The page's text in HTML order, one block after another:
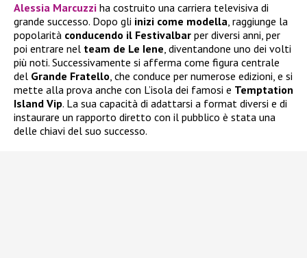
Alessia Marcuzzi ha costruito una carriera televisiva di
grande successo. Dopo gli inizi come modella, raggiunge la
popolarità conducendo il Festivalbar per diversi anni, per
poi entrare nel team de Le Iene, diventandone uno dei volti
più noti. Successivamente si afferma come figura centrale
del Grande Fratello, che conduce per numerose edizioni, e si
mette alla prova anche con L’isola dei famosi e Temptation
Island Vip. La sua capacità di adattarsi a format diversi e di
instaurare un rapporto diretto con il pubblico è stata una
delle chiavi del suo successo.